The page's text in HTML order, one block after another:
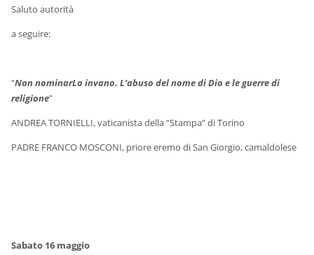
Saluto autorità
a seguire:
“Non nominarLo invano. L’abuso del nome di Dio e le guerre di
religione”
ANDREA TORNIELLI, vaticanista della “Stampa” di Torino
PADRE FRANCO MOSCONI, priore eremo di San Giorgio, camaldolese
Sabato 16 maggio